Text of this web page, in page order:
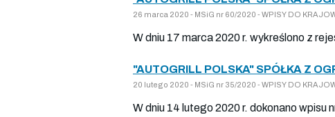
26 marca 2020 - MSiG nr 60/2020 - WPISY DO
W dniu 17 marca 2020 r. wykreślono z
"AUTOGRILL POLSKA" SPÓŁKA Z
20 lutego 2020 - MSiG nr 35/2020 - WPISY DO
W dniu 14 lutego 2020 r. dokonano